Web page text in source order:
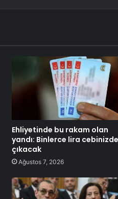
Ehliyetinde bu rakam olan
yandı: Binlerce lira
çıkacak
Ağustos 7, 2026